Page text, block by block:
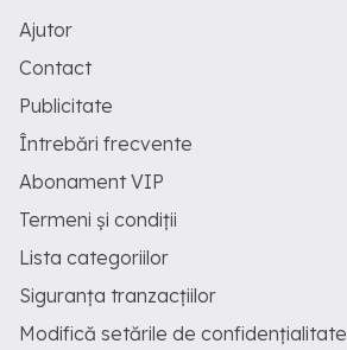
Ajutor
Contact
Publicitate
Întrebări frecvente
Abonament VIP
Termeni și condiții
Lista categoriilor
Siguranța tranzacțiilor
Modifică setările de confidențialitate